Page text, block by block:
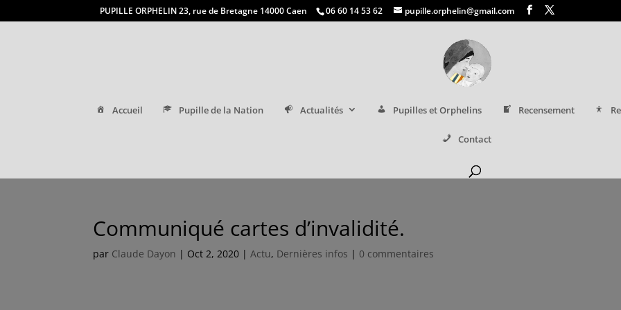
PUPILLE ORPHELIN 23, rue de Bretagne 14000 Caen 06 60 14 53 62 pupille.orphelin@gmail.com
Accueil Pupille de la Nation Actualités Pupilles et Orphelins Recensement
Contact
Communiqué cartes d’invalidité.
par Claude Dayon | Oct 2, 2020 |Actu, Dernières infos | 0 commentaires